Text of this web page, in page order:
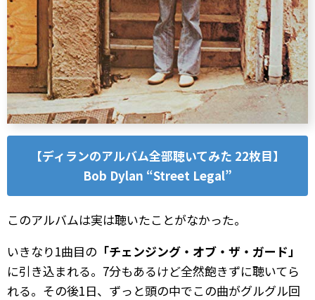
【ディランのアルバム全部聴いてみた 22枚目】
Bob Dylan “Street Legal”
このアルバムは実は聴いたことがなかった。
いきなり1曲目の 「チェンジング・オブ・ザ・ガード」
に引き込まれる。7分もあるけど全然飽きずに聴いてら
れる。その後1日、ずっと頭の中でこの曲がグルグル回